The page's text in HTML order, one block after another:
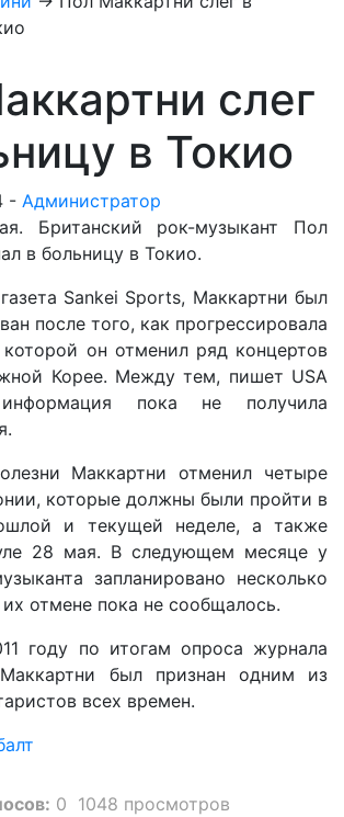
слег
в Токио
- Администратор
Британский рок-музыкант Пол
в больницу в Токио.
Sankei Sports, Маккартни был
после того, как прогрессировала
которой он отменил ряд концертов
Корее. Между тем, пишет USA
пока не получила
Маккартни отменил четыре
которые должны были пройти в
и текущей неделе, а также
28 мая. В следующем месяце у
запланировано несколько
отмене пока не сообщалось.
году по итогам опроса журнала
был признан одним из
всех времен.
0 1048 просмотров